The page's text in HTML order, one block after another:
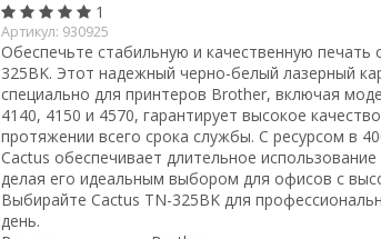
1
Артикул: 930925
Обеспечьте стабильную и качественную печать
325BK. Этот надежный черно-белый лазерный
специально для принтеров Brother, включая
4140, 4150 и 4570, гарантирует высокое
протяжении всего срока службы. С ресурсом в
Cactus обеспечивает длительное
делая его идеальным выбором для офисов с
Выбирайте Cactus TN-325BK для
день.